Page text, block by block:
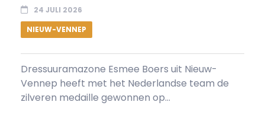
24 JULI 2026
NIEUW-VENNEP
Dressuuramazone Esmee Boers uit Nieuw-
Vennep heeft met het Nederlandse team de
zilveren medaille gewonnen op...